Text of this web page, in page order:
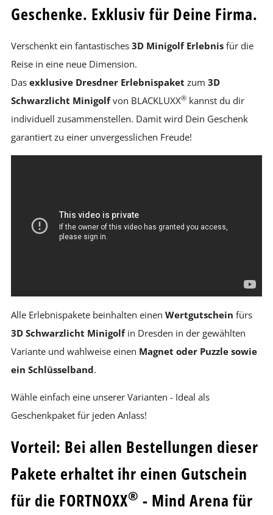
Geschenke. Exklusiv für Deine Firma.
Verschenkt ein fantastisches 3D Minigolf Erlebnis für die
Reise in eine neue Dimension.
Das exklusive Dresdner Erlebnispaket zum 3D
Schwarzlicht Minigolfvon BLACKLUXX® kannst du dir
individuell zusammenstellen. Damit wird Dein Geschenk
garantiert zu einer unvergesslichen Freude!
Alle Erlebnispakete beinhalten einen Wertgutschein fürs
3D Schwarzlicht Minigolfin Dresden in der gewählten
Variante und wahlweise einen Magnet oder Puzzle sowie
ein Schlüsselband.
Wähle einfach eine unserer Varianten - Ideal als
Geschenkpaket für jeden Anlass!
Vorteil: Bei allen Bestellungen dieser
Pakete erhaltet ihr einen Gutschein
für die FORTNOXX® - Mind Arena für